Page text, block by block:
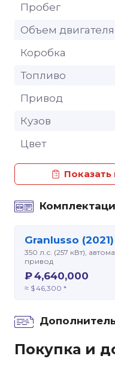
Пробег
Объем двигателя
Коробка
Топливо
Привод
Кузов
Цвет
Показать
Granlusso (2021)
350 л.с. (257 кВт),
привод
₽ 4,640,000
≈ $ 46,300 *
Покупка и